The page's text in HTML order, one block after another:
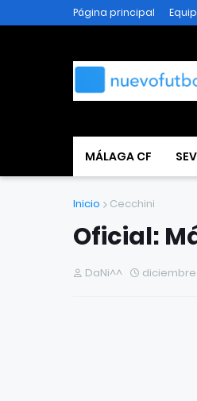
Página principal
MÁLAGA CF
Inicio Cecchini
Oficial:
DaNi^^ diciembre